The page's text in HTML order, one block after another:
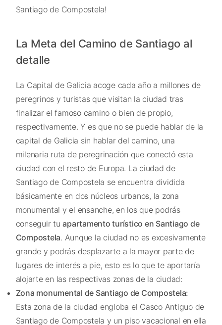
Santiago de Compostela!
La Meta del Camino de Santiago al
detalle
La Capital de Galicia acoge cada año a millones de
peregrinos y turistas que visitan la ciudad tras
finalizar el famoso camino o bien de propio,
respectivamente. Y es que no se puede hablar de la
capital de Galicia sin hablar del camino, una
milenaria ruta de peregrinación que conectó esta
ciudad con el resto de Europa. La ciudad de
Santiago de Compostela se encuentra dividida
básicamente en dos núcleos urbanos, la zona
monumental y el ensanche, en los que podrás
conseguir tuapartamento turístico en Santiago de
Compostela. Aunque la ciudad no es excesivamente
grande y podrás desplazarte a la mayor parte de
lugares de interés a pie, esto es lo que te aportaría
alojarte en las respectivas zonas de la ciudad:
Zona monumental de Santiago de Compostela:
Esta zona de la ciudad engloba el Casco Antiguo de
Santiago de Compostela y un piso vacacional en ella